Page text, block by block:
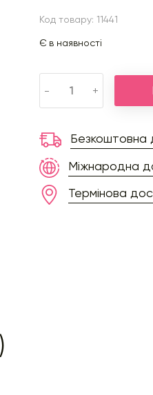
Код товару: 11441
Є в наявності
- +
Безкоштовна
Міжнародна
Термінова